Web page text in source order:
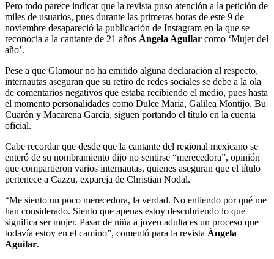
Pero todo parece indicar que la revista puso atención a la petición de
miles de usuarios, pues durante las primeras horas de este 9 de
noviembre desapareció la publicación de Instagram en la que se
reconocía a la cantante de 21 años Ángela Aguilar como ‘Mujer del
año’.
Pese a que Glamour no ha emitido alguna declaración al respecto,
internautas aseguran que su retiro de redes sociales se debe a la ola
de comentarios negativos que estaba recibiendo el medio, pues hasta
el momento personalidades como Dulce María, Galilea Montijo, Bu
Cuarón y Macarena García, siguen portando el título en la cuenta
oficial.
Cabe recordar que desde que la cantante del regional mexicano se
enteró de su nombramiento dijo no sentirse “merecedora”, opinión
que compartieron varios internautas, quienes aseguran que el título
pertenece a Cazzu, expareja de Christian Nodal.
“Me siento un poco merecedora, la verdad. No entiendo por qué me
han considerado. Siento que apenas estoy descubriendo lo que
significa ser mujer. Pasar de niña a joven adulta es un proceso que
todavía estoy en el camino”, comentó para la revista Ángela
Aguilar.